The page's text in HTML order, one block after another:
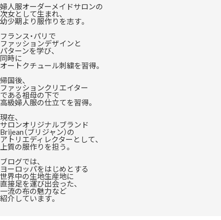
婦人服オーダーメイドサロンの
次女として生まれ、
幼少期より服作りを志す。
フランス・パリで
ファッションデザインと
パターンを学び、
同時に
オートクチュール刺繍を習得。
帰国後、
ファッションクリエイター
である祖母の下で
高級婦人服の仕立てを習得。
現在、
サロンオリジナルブランド
Brijean（ブリジャン）の
アトリエディレクターとして、
上質の服作りを担う。
ブログでは、
ヨーロッパをはじめとする
世界中の生地生産地に
直接足を運び出会った、
一流の布の魅力など
紹介しています。